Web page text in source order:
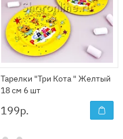
Тарелки "Три Кота " Желтый
18 см 6 шт
199р.